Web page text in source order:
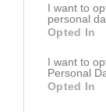
I want to
personal
Opted In
I want to
Personal
Opted In
Jubileum 100+5